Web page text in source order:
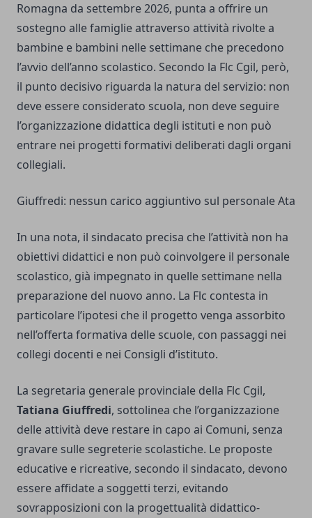
Romagna da settembre 2026, punta a offrire un
sostegno alle famiglie attraverso attività rivolte a
bambine e bambini nelle settimane che precedono
l’avvio dell’anno scolastico. Secondo la Flc Cgil, però,
il punto decisivo riguarda la natura del servizio: non
deve essere considerato scuola, non deve seguire
l’organizzazione didattica degli istituti e non può
entrare nei progetti formativi deliberati dagli organi
collegiali.
Giuffredi: nessun carico aggiuntivo sul personale Ata
In una nota, il sindacato precisa che l’attività non ha
obiettivi didattici e non può coinvolgere il personale
scolastico, già impegnato in quelle settimane nella
preparazione del nuovo anno. La Flc contesta in
particolare l’ipotesi che il progetto venga assorbito
nell’offerta formativa delle scuole, con passaggi nei
collegi docenti e nei Consigli d’istituto.
La segretaria generale provinciale della Flc Cgil,
Tatiana Giuffredi, sottolinea che l’organizzazione
delle attività deve restare in capo ai Comuni, senza
gravare sulle segreterie scolastiche. Le proposte
educative e ricreative, secondo il sindacato, devono
essere affidate a soggetti terzi, evitando
sovrapposizioni con la progettualità didattico-